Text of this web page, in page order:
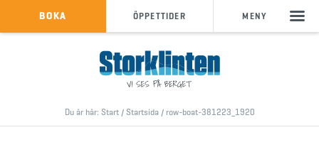
KÖP SKIPASS
info@storklinten.se
•
Telefonbokning : 0928-40 000
ÖPPETTIDER
BOKA MENY
Du är här: Start/ Startsida/ row-boat-381223_1920